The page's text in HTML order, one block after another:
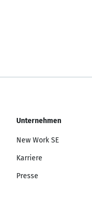
Unternehmen
New Work SE
Karriere
Presse